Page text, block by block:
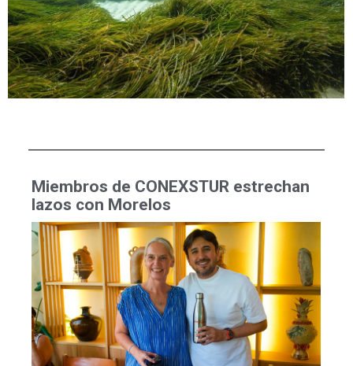
Miembros de CONEXSTUR estrechan
lazos con Morelos